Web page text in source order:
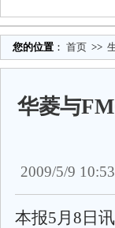
您的位置 ： 首页 >>
华菱与
2009/5/9
本报5月8日